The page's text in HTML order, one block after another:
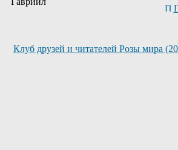
Клуб друзей и читателей Розы мира